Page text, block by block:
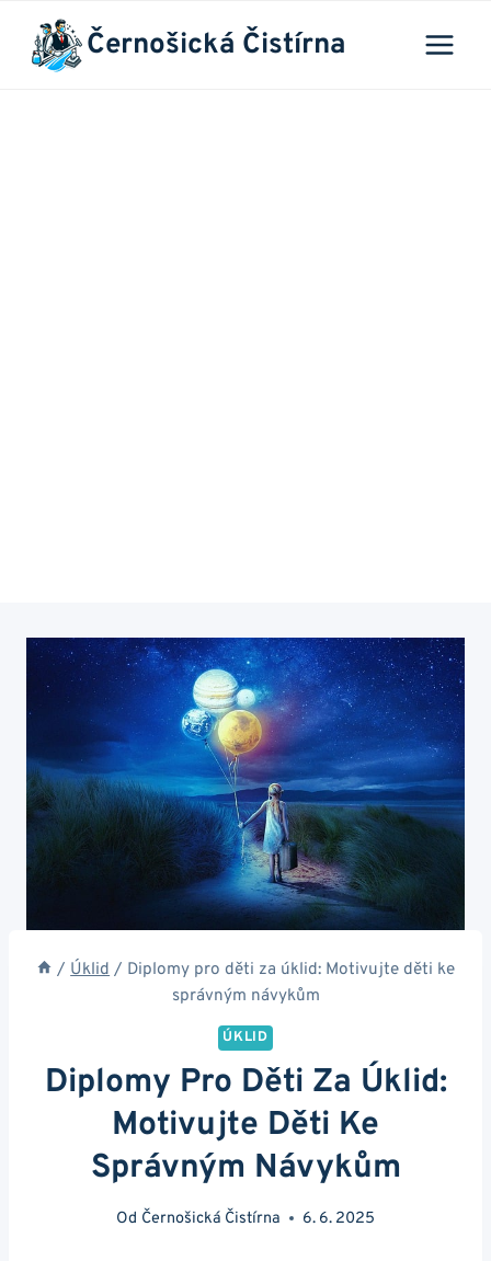
Přeskočit
obsah
Černošická Čistírna
/ Úklid / Diplomy pro děti za úklid: Motivujte děti ke
správným návykům
ÚKLID
Diplomy Pro Děti Za Úklid:
Motivujte Děti Ke
Správným Návykům
Od Černošická Čistírna 6. 6. 2025